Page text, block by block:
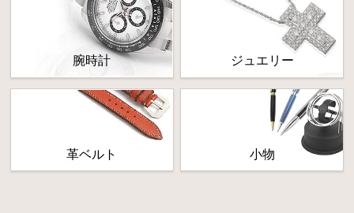
腕時計 ジュエリー
革ベルト 小物